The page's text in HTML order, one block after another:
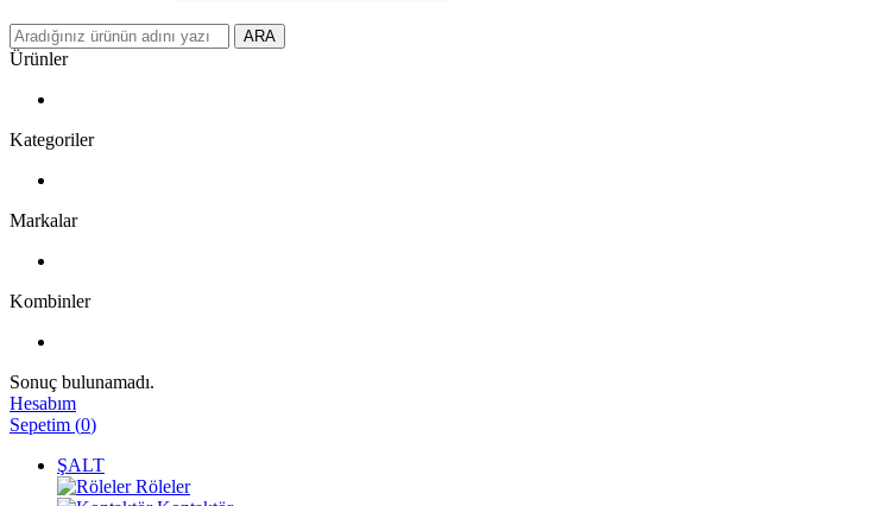
ARA
Ürünler
Kategoriler
Markalar
Kombinler
Sonuç bulunamadı.
Hesabım
Sepetim (0)
ŞALT
Röleler